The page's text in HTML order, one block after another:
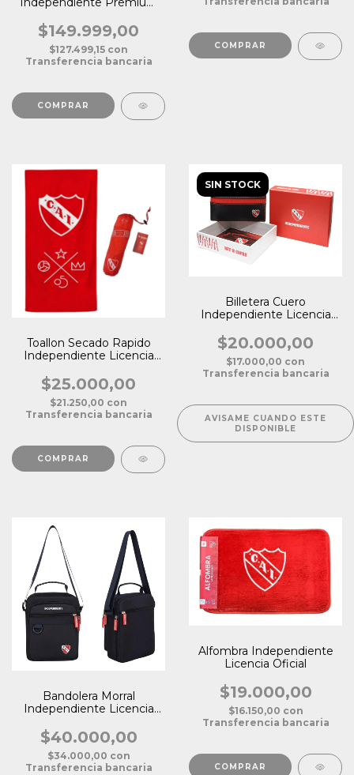
$149.999,00
$127.499,15 con
Transferencia bancaria
Toallon Secado Rapido
Independiente Licencia
$25.000,00
$21.250,00 con
Transferencia bancaria
SIN STOCK
Billetera Cuero
Independiente Licencia
$20.000,00
$17.000,00 con
Transferencia bancaria
AVISAME CUANDO ESTE
DISPONIBLE
Bandolera Morral
Independiente Licencia
$40.000,00
$34.000,00 con
Transferencia bancaria
Alfombra Independiente
Licencia Oficial
$19.000,00
$16.150,00 con
Transferencia bancaria